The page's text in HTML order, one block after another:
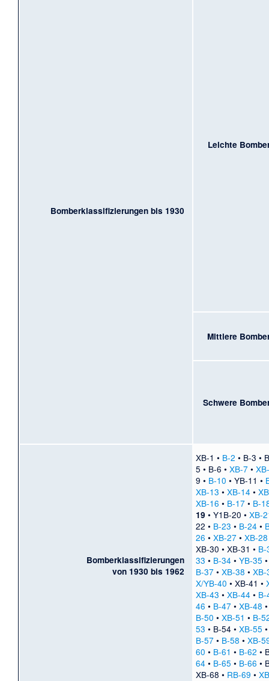
Bomberklassifizierungen bis 1930
Leichte
Mittlere
Schwere
Bomberklassifizierungen
von 1930 bis 1962
XB-1 • B-2 • B-3 •
5 • B-6 • XB-7•
9 • B-10 • YB-11 •
XB-13 • XB-14•
XB-16 • B-17• B-
19 • Y1B-20 • XB-
22 • B-23 • B-24•
26 • XB-27• XB-28
XB-30 • XB-31 • B-
33 • B-34• YB-35
B-37• XB-38 • XB-
X/YB-40 • XB-41 •
XB-43 • XB-44• B-
46 • B-47• XB-48
B-50 • XB-51 • B-
53 • B-54• XB-55
B-57• B-58 • XB-
60 • B-61 • B-62 •
64• B-65 • B-66 •
XB-68 • RB-69 •